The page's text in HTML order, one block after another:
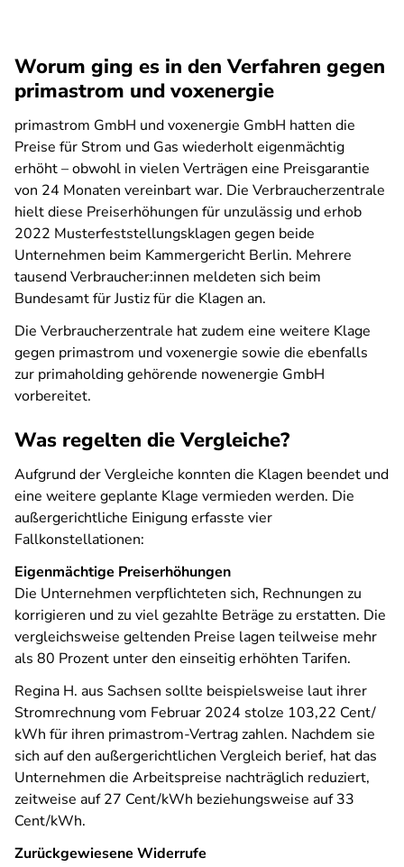
Worum ging es in den Verfahren gegen
primastrom und voxenergie
primastrom GmbH und voxenergie GmbH hatten die
Preise für Strom und Gas wiederholt eigenmächtig
erhöht – obwohl in vielen Verträgen eine Preisgarantie
von 24 Monaten vereinbart war. Die Verbraucherzentrale
hielt diese Preiserhöhungen für unzulässig und erhob
2022 Musterfeststellungsklagen gegen beide
Unternehmen beim Kammergericht Berlin. Mehrere
tausend Verbraucher:innen meldeten sich beim
Bundesamt für Justiz für die Klagen an.
Die Verbraucherzentrale hat zudem eine weitere Klage
gegen primastrom und voxenergie sowie die ebenfalls
zur primaholding gehörende nowenergie GmbH
vorbereitet.
Was regelten die Vergleiche?
Aufgrund der Vergleiche konnten die Klagen beendet und
eine weitere geplante Klage vermieden werden. Die
außergerichtliche Einigung erfasste vier
Fallkonstellationen:
Eigenmächtige Preiserhöhungen
Die Unternehmen verpflichteten sich, Rechnungen zu
korrigieren und zu viel gezahlte Beträge zu erstatten. Die
vergleichsweise geltenden Preise lagen teilweise mehr
als 80 Prozent unter den einseitig erhöhten Tarifen.
Regina H. aus Sachsen sollte beispielsweise laut ihrer
Stromrechnung vom Februar 2024 stolze 103,22 Cent/
kWh für ihren primastrom-Vertrag zahlen. Nachdem sie
sich auf den außergerichtlichen Vergleich berief, hat das
Unternehmen die Arbeitspreise nachträglich reduziert,
zeitweise auf 27 Cent/kWh beziehungsweise auf 33
Cent/kWh.
Zurückgewiesene Widerrufe